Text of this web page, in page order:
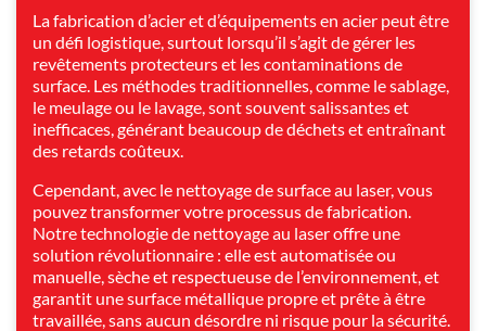
La fabrication d’acier et d’équipements en acier peut être
un défi logistique, surtout lorsqu’il s’agit de gérer les
revêtements protecteurs et les contaminations de
surface. Les méthodes traditionnelles, comme le sablage,
le meulage ou le lavage, sont souvent salissantes et
inefficaces, générant beaucoup de déchets et entraînant
des retards coûteux.
Cependant, avec le nettoyage de surface au laser, vous
pouvez transformer votre processus de fabrication.
Notre technologie de nettoyage au laser offre une
solution révolutionnaire : elle est automatisée ou
manuelle, sèche et respectueuse de l’environnement, et
garantit une surface métallique propre et prête à être
travaillée, sans aucun désordre ni risque pour la sécurité.